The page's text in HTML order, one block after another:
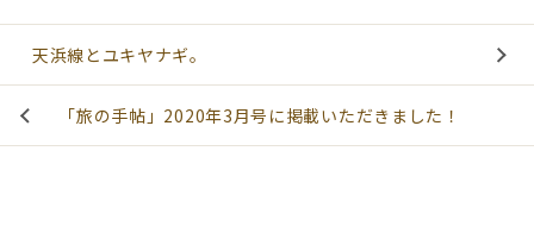
天浜線とユキヤナギ。
「旅の手帖」2020年3月号に掲載いただきました！